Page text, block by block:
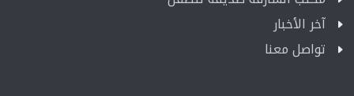
آخر الأخبار
تواصل معنا